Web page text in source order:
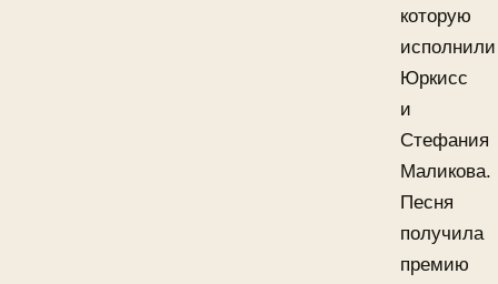
которую
исполнили
Юркисс
и
Стефания
Маликова.
Песня
получила
премию